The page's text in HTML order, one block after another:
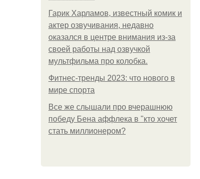
Гарик Харламов, известный комик и
актер озвучивания, недавно
оказался в центре внимания из-за
своей работы над озвучкой
мультфильма про колобка.
Фитнес-тренды 2023: что нового в
мире спорта
Все же слышали про вчерашнюю
победу Бена аффлека в "кто хочет
стать миллионером?